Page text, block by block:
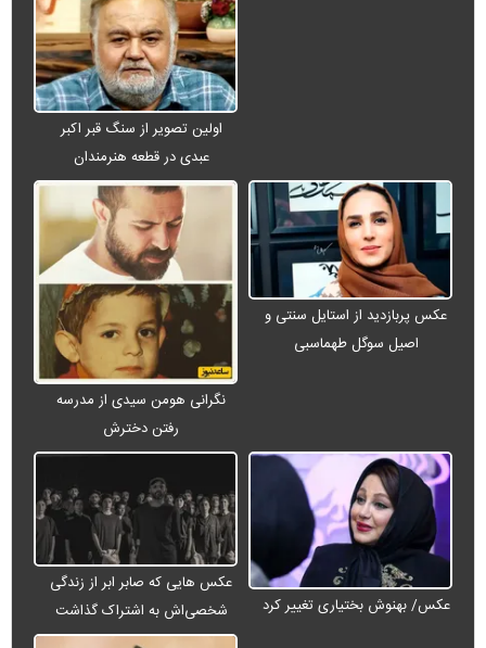
اولین تصویر از سنگ قبر اکبر
عبدی در قطعه هنرمندان
عکس پربازدید از استایل سنتی و
اصیل سوگل طهماسبی
نگرانی هومن سیدی از مدرسه
رفتن دخترش
عکس/ بهنوش بختیاری تغییر کرد
عکس هایی که صابر ابر از زندگی
شخصی‌اش به اشتراک گذاشت